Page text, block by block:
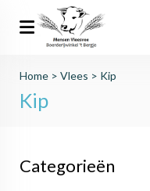
Home > Vlees > Kip
Kip
Categorieën